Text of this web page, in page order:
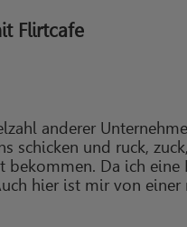
Flirtcafe
anderer
schicken und ruck,
bekommen. Da ich
hier ist mir von